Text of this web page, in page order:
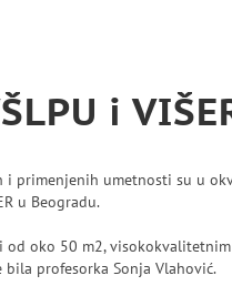
i
primenjenih umetnosti su u
u Beogradu.
oko 50 m2,
profesorka Sonja Vlahović.